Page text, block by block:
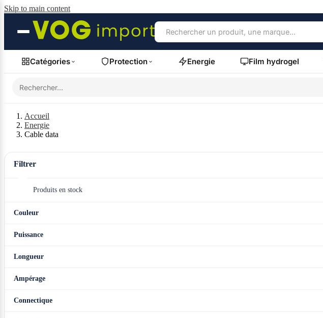
Skip to main content
Catégories Protection Energie Film hydrogel
Accueil
Energie
Cable data
Filtrer
Produits en stock
Couleur
Puissance
Longueur
Ampérage
Connectique